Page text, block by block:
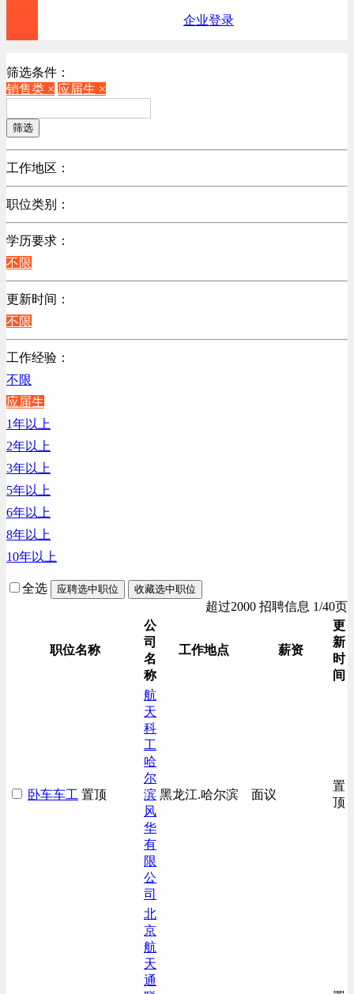
企业登录
筛选条件：
销售类 × 应届生 ×
筛选
工作地区：
不限
职位类别：
不限
机械制造/仪器仪表类
计算机硬件类
销售管理类
计算机软件类
贸易/物流/仓储/采购类
客服及凯发娱乐网址的技术支持类
高级管理类
电子/电器/半导体类
电力电气/能源/自动化
程序/语言开发类
行政/后勤/文秘类
销售类
人力资源类
互联网/电子商务/游戏类
建筑装潢/市政建设类
通信/移动互联网/手机类
技工/维修类
生产/加工/认证类
学历要求：
不限
更新时间：
不限
工作经验：
不限
应届生
1年以上
2年以上
3年以上
5年以上
6年以上
8年以上
10年以上
全选 应聘选中职位 收藏选中职位
超过2000 招聘信息 1/40页
职位名称
公
司
名
称
工作地点 薪资
更
新
时
间
卧车车工 置顶
航
天
科
工
哈
尔
滨
风
华
有
限
公
司
黑龙江.哈尔滨 面议
置
顶
北
京
航
天
通